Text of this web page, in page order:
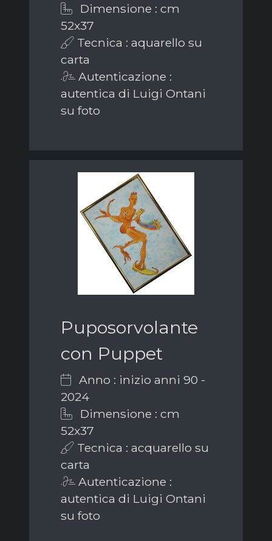
Dimensione : cm
52x37
Tecnica : aquarello su
carta
Autenticazione :
autentica di Luigi Ontani
su foto
Puposorvolante
con Puppet
Anno : inizio anni 90 -
2024
Dimensione : cm
52x37
Tecnica : acquarello su
carta
Autenticazione :
autentica di Luigi Ontani
su foto